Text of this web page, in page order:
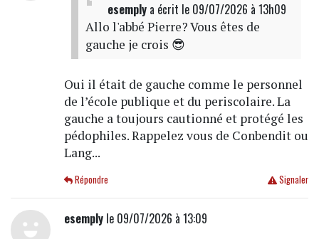
esemplya écrit le 09/07/2026 à 13h09
Allo l'abbé Pierre? Vous êtes de
gauche je crois 😎
Oui il était de gauche comme le personnel
de l’école publique et du periscolaire. La
gauche a toujours cautionné et protégé les
pédophiles. Rappelez vous de Conbendit ou
Lang...
Signaler
Répondre
esemplyle 09/07/2026 à 13:09